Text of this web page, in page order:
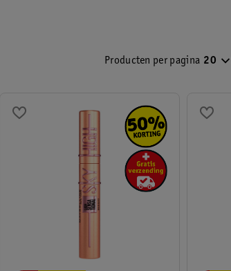
Producten per pagina 20